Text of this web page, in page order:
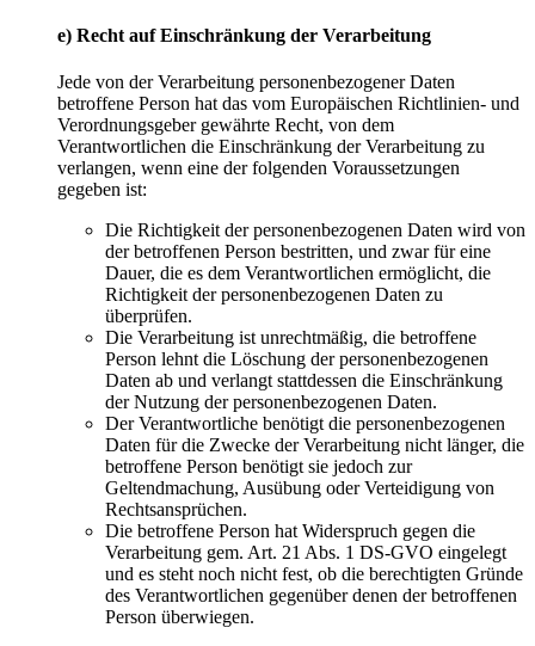
e) Recht auf Einschränkung der Verarbeitung
Jede von der Verarbeitung personenbezogener Daten
betroffene Person hat das vom Europäischen Richtlinien- und
Verordnungsgeber gewährte Recht, von dem
Verantwortlichen die Einschränkung der Verarbeitung zu
verlangen, wenn eine der folgenden Voraussetzungen
gegeben ist:
Die Richtigkeit der personenbezogenen Daten wird von
der betroffenen Person bestritten, und zwar für eine
Dauer, die es dem Verantwortlichen ermöglicht, die
Richtigkeit der personenbezogenen Daten zu
überprüfen.
Die Verarbeitung ist unrechtmäßig, die betroffene
Person lehnt die Löschung der personenbezogenen
Daten ab und verlangt stattdessen die Einschränkung
der Nutzung der personenbezogenen Daten.
Der Verantwortliche benötigt die personenbezogenen
Daten für die Zwecke der Verarbeitung nicht länger, die
betroffene Person benötigt sie jedoch zur
Geltendmachung, Ausübung oder Verteidigung von
Rechtsansprüchen.
Die betroffene Person hat Widerspruch gegen die
Verarbeitung gem. Art. 21 Abs. 1 DS-GVO eingelegt
und es steht noch nicht fest, ob die berechtigten Gründe
des Verantwortlichen gegenüber denen der betroffenen
Person überwiegen.